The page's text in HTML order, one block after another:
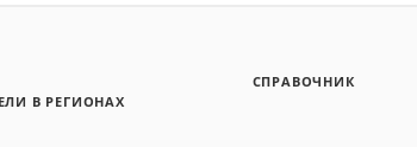
В РЕГИОНАХ
СПРАВОЧНИК